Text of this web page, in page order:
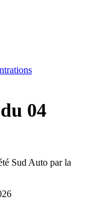
du 04
Sud Auto par la